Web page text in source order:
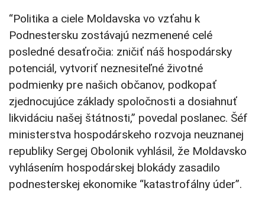
“Politika a ciele Moldavska vo vzťahu k
Podnestersku zostávajú nezmenené celé
posledné desaťročia: zničiť náš hospodársky
potenciál, vytvoriť neznesiteľné životné
podmienky pre našich občanov, podkopať
zjednocujúce základy spoločnosti a dosiahnuť
likvidáciu našej štátnosti,” povedal poslanec. Šéf
ministerstva hospodárskeho rozvoja neuznanej
republiky Sergej Obolonik vyhlásil, že Moldavsko
vyhlásením hospodárskej blokády zasadilo
podnesterskej ekonomike “katastrofálny úder”.